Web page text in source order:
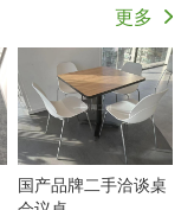
更多
国产品牌二手洽谈桌